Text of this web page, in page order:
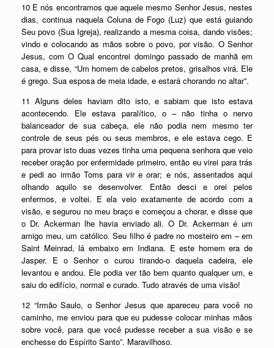
10 E nós encontramos que aquele mesmo Senhor Jesus, nestes
dias, continua naquela Coluna de Fogo (Luz) que está guiando
Seu povo (Sua Igreja), realizando a mesma coisa, dando visões;
vindo e colocando as mãos sobre o povo, por visão. O Senhor
Jesus, com O Qual encontrei domingo passado de manhã em
casa, e disse, “Um homem de cabelos pretos, grisalhos virá. Ele
é grego. Sua esposa de meia idade, e estará chorando no altar”.
11 Alguns deles haviam dito isto, e sabiam que isto estava
acontecendo. Ele estava paralítico, o – não tinha o nervo
balanceador de sua cabeça, ele não podia nem mesmo ter
controle de seus pés ou seus membros, e ele estava cego. E
para provar isto duas vezes tinha uma pequena senhora que veio
receber oração por enfermidade primeiro, então eu virei para trás
e pedi ao irmão Toms para vir e orar; e nós, assentados aqui
olhando aquilo se desenvolver. Então desci e orei pelos
enfermos, e voltei. E ela veio exatamente de acordo com a
visão, e segurou no meu braço e começou a chorar, e disse que
o Dr. Ackerman lhe havia enviado ali. O Dr. Ackerman é um
amigo meu, um católico. Seu filho é padre no mosteiro em – em
Saint Meinrad, lá embaixo em Indiana. E este homem era de
Jasper. E o Senhor o curou tirando-o daquela cadeira, ele
levantou e andou. Ele podia ver tão bem quanto qualquer um, e
saiu do edifício, normal e curado. Tudo através de uma visão!
12 “Irmão Saulo, o Senhor Jesus que apareceu para você no
caminho, me enviou para que eu pudesse colocar minhas mãos
sobre você, para que você pudesse receber a sua visão e se
enchesse do Espírito Santo”. Maravilhoso.